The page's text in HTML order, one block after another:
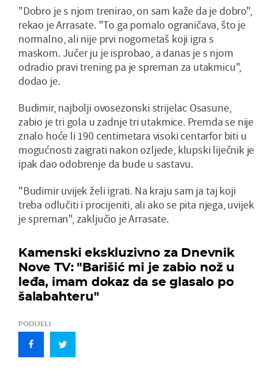
"Dobro je s njom trenirao, on sam kaže da je dobro",
rekao je Arrasate. "To ga pomalo ograničava, što je
normalno, ali nije prvi nogometaš koji igra s
maskom. Jučer ju je isprobao, a danas je s njom
odradio pravi trening pa je spreman za utakmicu",
dodao je.
Budimir, najbolji ovosezonski strijelac Osasune,
zabio je tri gola u zadnje tri utakmice. Premda se nije
znalo hoće li 190 centimetara visoki centarfor biti u
mogućnosti zaigrati nakon ozljede, klupski liječnik je
ipak dao odobrenje da bude u sastavu.
"Budimir uvijek želi igrati. Na kraju sam ja taj koji
treba odlučiti i procijeniti, ali ako se pita njega, uvijek
je spreman", zaključio je Arrasate.
Kamenski ekskluzivno za Dnevnik
Nove TV: "Barišić mi je zabio nož u
leđa, imam dokaz da se glasalo po
šalabahteru"
PODIJELI